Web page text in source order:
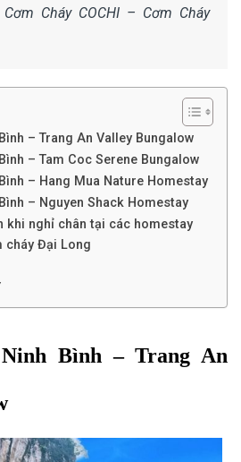
Cháy COCHI – Cơm Cháy
– Trang An Valley Bungalow
– Tam Coc Serene Bungalow
– Hang Mua Nature Homestay
– Nguyen Shack Homestay
khi nghỉ chân tại các homestay
cháy Đại Long
Ninh Bình – Trang An